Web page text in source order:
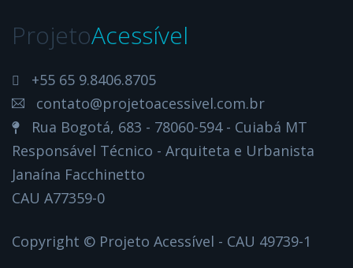
ProjetoAcessível
+55 65 9.8406.8705
contato@projetoacessivel.com.br
Rua Bogotá, 683 - 78060-594 - Cuiabá MT
Responsável Técnico - Arquiteta e Urbanista
Janaína Facchinetto
CAU A77359-0
Copyright © Projeto Acessível - CAU 49739-1